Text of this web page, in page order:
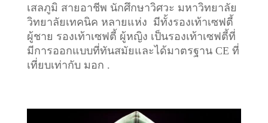
เสลภูมิ สายอาชีพ นักศึกษาวิศวะ มหาวิทยาลัย
วิทยาลัยเทคนิค หลายแห่ง มีทั้งรองเท้าเซฟตี้
ผู้ชาย รองเท้าเซฟตี้ ผู้หญิง เป็นรองเท้าเซฟตี้ที่
มีการออกแบบที่ทันสมัยและได้มาตรฐาน CE ที่
เที่ยบเท่ากับ มอก .